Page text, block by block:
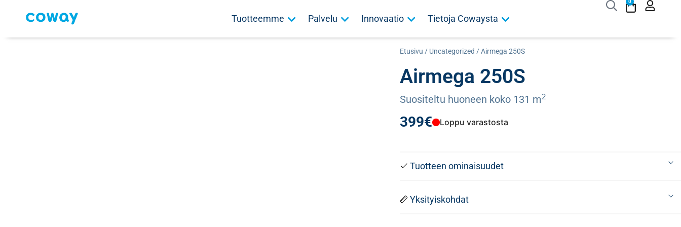
Tuotteemme Palvelu Innovaatio Tietoja Cowaysta
0
Etusivu / Uncategorized / Airmega 250S
Airmega 250S
Suositeltu huoneen koko 131 m2
399€ Loppu varastosta
Tuotteen ominaisuudet
Yksityiskohdat